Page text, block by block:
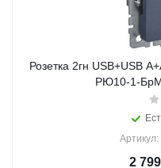
Розетка 2гн USB+USB
РЮ10-1-БрМ
2